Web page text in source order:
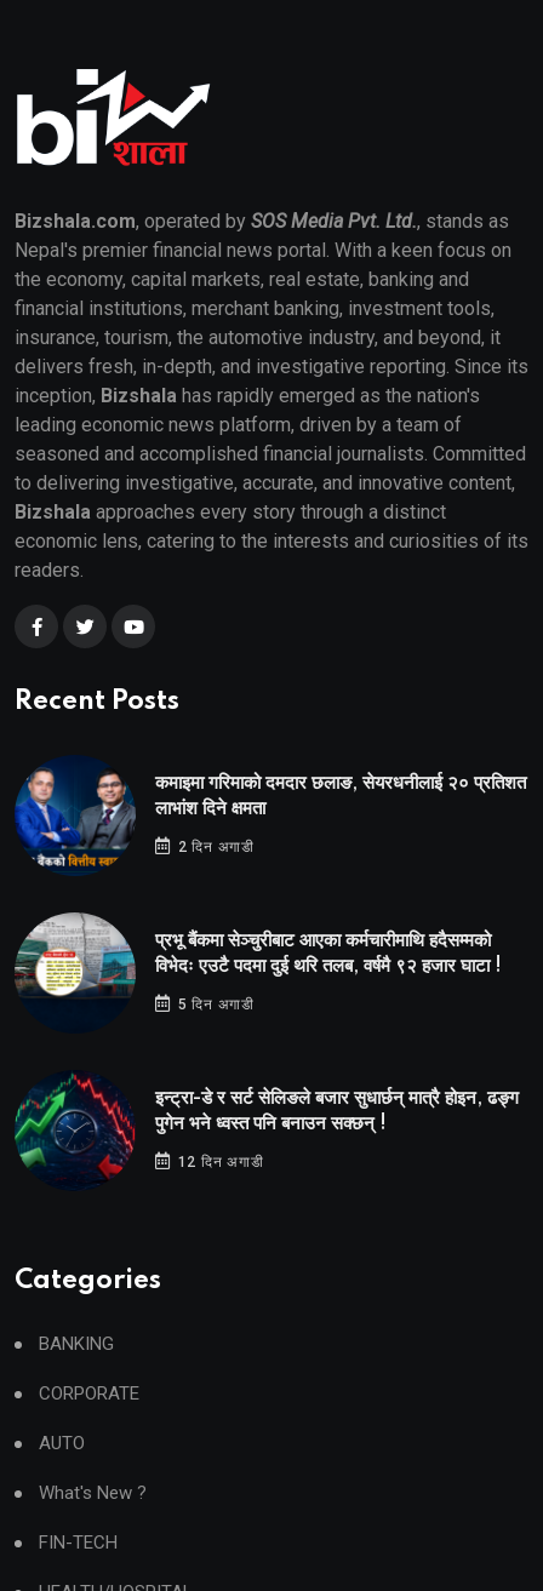
Bizshala.com, operated by SOS Media Pvt. Ltd., stands as
Nepal's premier financial news portal. With a keen focus on
the economy, capital markets, real estate, banking and
financial institutions, merchant banking, investment tools,
insurance, tourism, the automotive industry, and beyond, it
delivers fresh, in-depth, and investigative reporting. Since its
inception, Bizshala has rapidly emerged as the nation's
leading economic news platform, driven by a team of
seasoned and accomplished financial journalists. Committed
to delivering investigative, accurate, and innovative content,
Bizshala approaches every story through a distinct
economic lens, catering to the interests and curiosities of its
readers.
Recent Posts
कमाइमा गरिमाको दमदार छलाङ, सेयरधनीलाई २० प्रतिशत
लाभांश दिने क्षमता
2 दिन अगाडी
प्रभू बैंकमा सेञ्चुरीबाट आएका कर्मचारीमाथि हदैसम्मको
विभेदः एउटै पदमा दुई थरि तलब, वर्षमै ९२ हजार घाटा !
5 दिन अगाडी
इन्ट्रा-डे र सर्ट सेलिङले बजार सुधार्छन् मात्रै होइन, ढङ्ग
पुगेन भने ध्वस्त पनि बनाउन सक्छन् !
12 दिन अगाडी
Categories
BANKING
CORPORATE
AUTO
What's New ?
FIN-TECH